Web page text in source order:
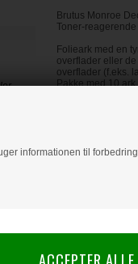
informationen til
Brutus Monroe
Toner-reagerende
Folieark med en
overflader eller
overflader (f.eks.
Pakke med 10